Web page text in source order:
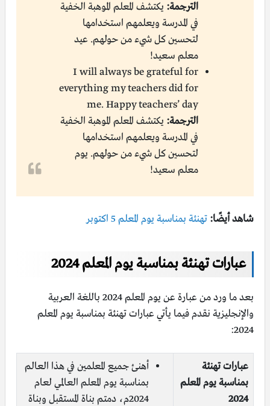
الترجمة: يكتشف المعلم الموهبة الخفية
في المدرسة ويعلمهم استخدامها
لتحسين كل شيء من حولهم. عيد
معلم سعيد!
I will always be grateful for
everything my teachers did for
me. Happy teachers’ day
الترجمة: يكتشف المعلم الموهبة الخفية
في المدرسة ويعلمهم استخدامها
لتحسين كل شيء من حولهم. يوم
معلم سعيد!
شاهد أيضًا: تهنئة بمناسبة يوم المعلم 5 اكتوبر
عبارات تهنئة بمناسبة يوم المعلم 2024
بعد ما ورد من عبارة عن يوم المعلم 2024 باللغة العربية
والإنجليزية نقدم فيما يأتي عبارات تهنئة بمناسبة يوم المعلم
2024:
عبارات تهنئة
بمناسبة يوم المعلم
2024
أهنئ جميع المعلمين في هذا العالم
بمناسبة يوم المعلم العالمي لعام
2024م، دمتم بناة المستقبل وبناة